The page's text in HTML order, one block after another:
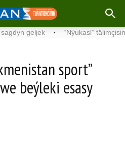
geljek · “Nýukasl” tälimçisini
sport”
beýleki esasy